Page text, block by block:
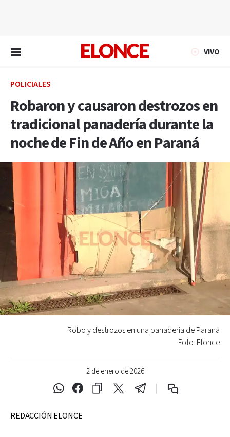
VIVO
POLICIALES
Robaron y causaron destrozos en
tradicional panadería durante la
noche de Fin de Año en Paraná
2 de enero de 2026
Robo y destrozos en una panadería de Paraná
Foto: Elonce
REDACCIÓN ELONCE